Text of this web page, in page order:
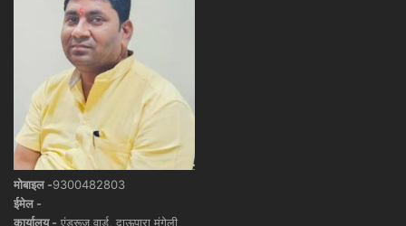
मोबाइल -9300482803
ईमेल -
कार्यालय - एंड्रूज वार्ड, दाऊपारा मुंगेली